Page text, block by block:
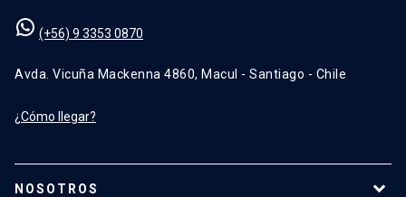
(+56) 9 3353 0870
Avda. Vicuña Mackenna 4860, Macul - Santiago - Chile
¿Cómo llegar?
NOSOTROS